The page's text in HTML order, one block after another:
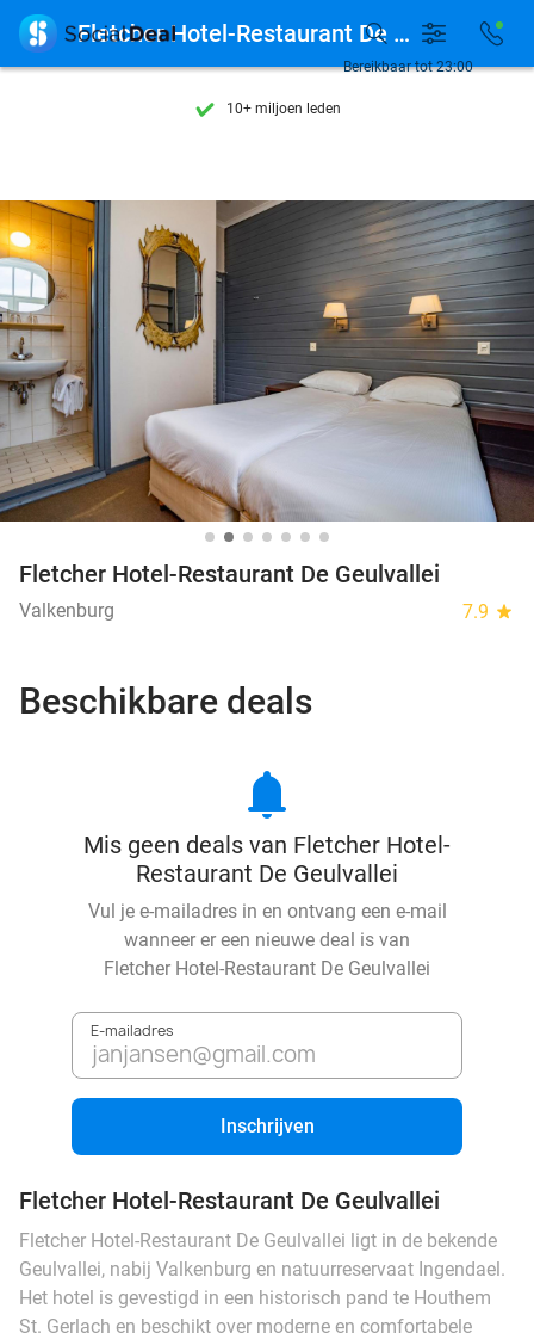
7 dagen per week beschikbaar
10+ miljoen leden
7 dagen per week beschikbaar
10+ miljoen leden
Bereikbaar tot 23:00
 Fletcher Hotel-Restaurant De Geulvallei
Fletcher Hotel-Restaurant De Geulvallei
Valkenburg 7.9 star
Beschikbare deals
notifications
Mis geen deals van Fletcher Hotel-
Restaurant De Geulvallei
Vul je e-mailadres in en ontvang een e-mail
wanneer er een nieuwe deal is van
Fletcher Hotel-Restaurant De Geulvallei
E-mailadres
Inschrijven
Fletcher Hotel-Restaurant De Geulvallei
Fletcher Hotel-Restaurant De Geulvallei ligt in de bekende
Geulvallei, nabij Valkenburg en natuurreservaat Ingendael.
Het hotel is gevestigd in een historisch pand te Houthem
St. Gerlach en beschikt over moderne en comfortabele